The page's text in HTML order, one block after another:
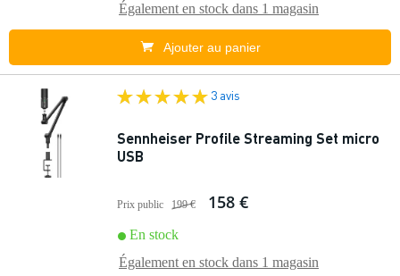
Également en stock dans 1 magasin
Ajouter au panier
3 avis
Sennheiser Profile Streaming Set micro
USB
Prix public 199 € 158 €
En stock
Également en stock dans 1 magasin